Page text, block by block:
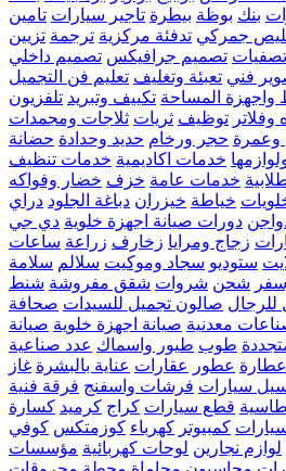
بنك بوظة بيطرة تاجير سيارات تامين
جمركي تدفئة مركزية ترجمة تزيين
تصفيات تصميم جرافيكس تصميم داخلي
فني تعبئة وتغليف تعليم فن التجميل
واجهزة المساحة تكييف وتبريد تلفزيون
وفلاتر توظيف ثريات ثلاجات ومجمدات
وعمرة حجر ورخام حديد وحدادة حضانة
خدمات اكاديمية خدمات تنظيف
خدمات عامة خزف خضار وفواكه
خياطة خيزران دباغة الجلود دراي
دورات صيانة اجهزة خلوية دي جي
زجاج ومرايا زخارف زراعة ساعات
ستوديو سجاد وموكيت سلالم سلامة
شحن شروات شقق مفروشة شنط
للرجال صالون تجميل للسيدات صحافة
معدنية صيانة اجهزة خلوية صيانة
طوب طيور واسماك عدد صناعية
عطارة عطور عقارات عناية بالبشرة غاز
سيارات فرشات واسفنج فرقة فنية
قطع سيارات كراج كرميد كسارة
كمبيوتر كهرباء كوزمتكس كوفي
لوازم نجارين لوحات كهربائية مؤسسات